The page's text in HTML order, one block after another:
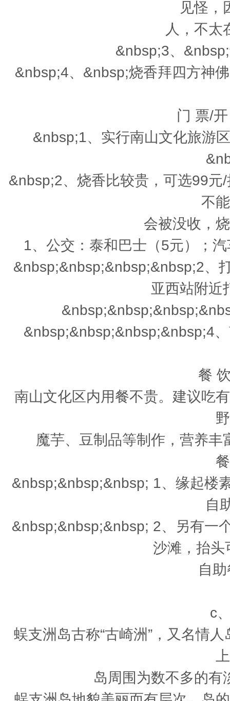
见怪，
人，不太
&nbsp;3、
&nbsp;4、&nbsp;烧香拜四方神
门 票/
&nbsp;1、实行南山文化旅游
&nbsp;2、烧香比较贵，可选99元
不
会被没收，
1、公交：泰和巴士（5元）；
&nbsp;&nbsp;&nbsp;&nbsp;2、
亚西站附近
&nbsp;&nbsp;&nbsp;&nbsp;4
餐
南山文化区内用餐不贵。建议吃
魔芋、豆制品等制作，营养
&nbsp;&nbsp;&nbsp; 1、缘起楼
自
&nbsp;&nbsp;&nbsp; 2、另有一
沙滩，抬头
自
c
蜈支洲岛古称“古崎洲”，又名情
岛周围为数不多的有